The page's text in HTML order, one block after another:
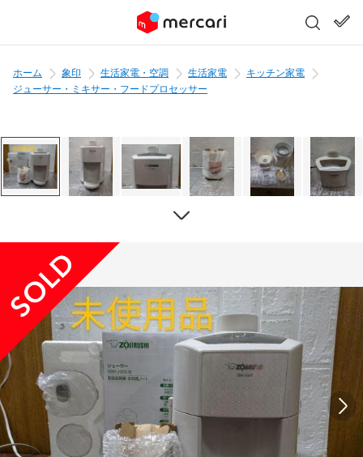
ホーム 象印 生活家電・空調 生活家電
キッチン家電
ジューサー・ミキサー・フードプロセッサー